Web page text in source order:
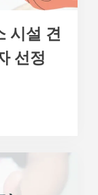
시설 견
선정